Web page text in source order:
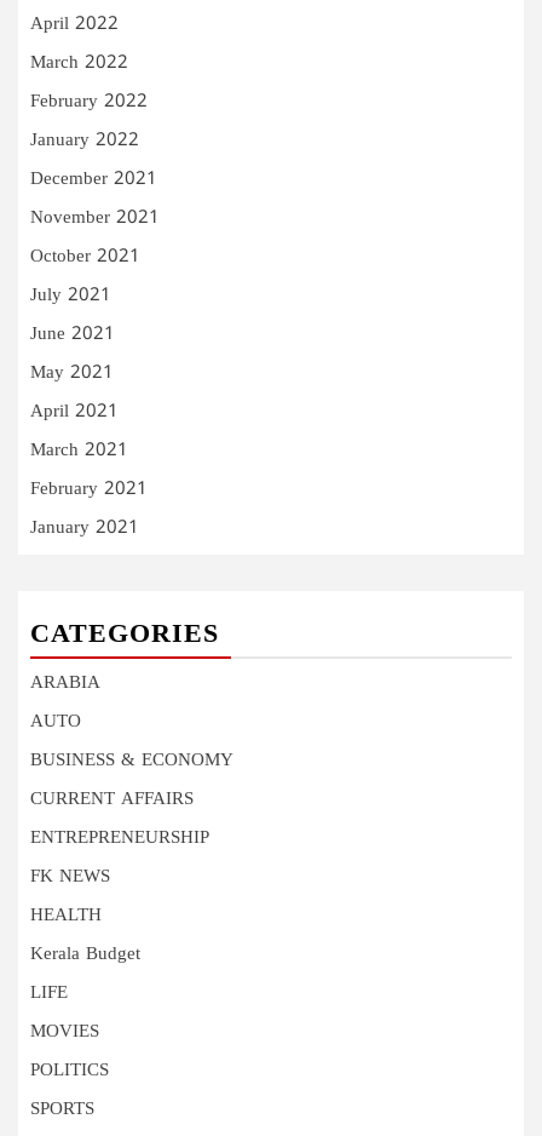
April 2022
March 2022
February 2022
January 2022
December 2021
November 2021
October 2021
July 2021
June 2021
May 2021
April 2021
March 2021
February 2021
January 2021
CATEGORIES
ARABIA
AUTO
BUSINESS & ECONOMY
CURRENT AFFAIRS
ENTREPRENEURSHIP
FK NEWS
HEALTH
Kerala Budget
LIFE
MOVIES
POLITICS
SPORTS